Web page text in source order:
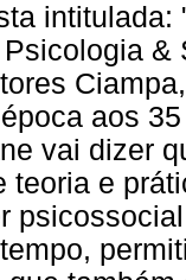
aos
vai dizer
teoria e